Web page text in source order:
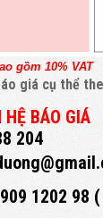
gồm 10% VAT
giá cụ thể
BÁO GIÁ
204
1202 98 (